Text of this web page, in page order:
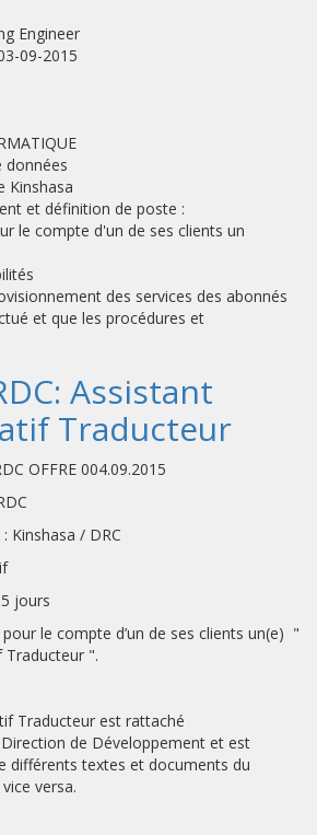
Engineer
09-2015
données
Kinshasa
et définition de poste :
le compte d'un de ses clients un
des services des abonnés
et que les procédures et
Assistant
Traducteur
OFFRE 004.09.2015
Kinshasa / DRC
jours
pour le compte d’un de ses clients un(e) "
Traducteur ".
Traducteur est rattaché
de Développement et est
différents textes et documents du
versa.